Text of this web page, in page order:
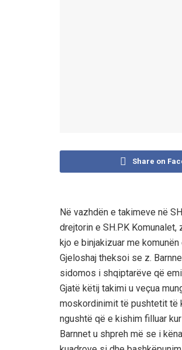
Share on
Në vazhdën e takimeve në
drejtorin e SH.P.K
kjo e binjakizuar me komunën
Gjeloshaj theksoi se z.
sidomos i shqiptarëve që
Gjatë këtij takimi u veçua
moskordinimit të pushtetit të
ngushtë që e kishim filluar
Barnnet u shpreh më se i